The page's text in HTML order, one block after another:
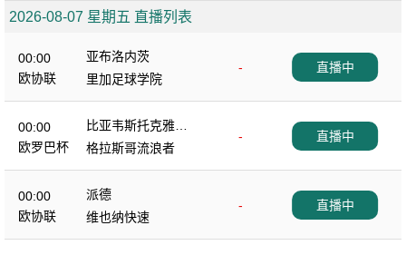
2026-08-07 星期五 直播列表
00:00
欧协联
亚布洛内茨
-
里加足球学院
直播中
00:00
欧罗巴杯
比亚韦斯托克雅盖
隆
-
格拉斯哥流浪者
直播中
00:00
欧协联
派德
-
维也纳快速
直播中